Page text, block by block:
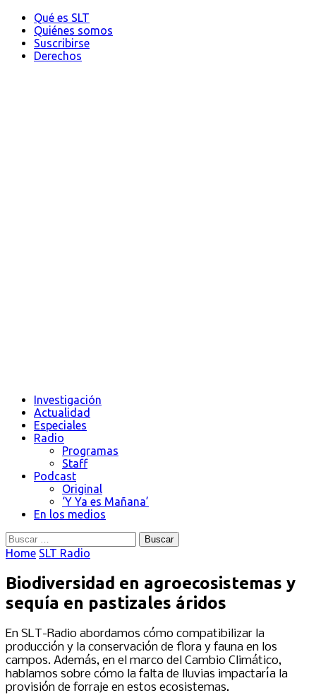
Qué es SLT
Quiénes somos
Suscribirse
Derechos
Investigación
Actualidad
Especiales
Radio
Programas
Staff
Podcast
Original
‘Y Ya es Mañana’
En los medios
Buscar:
Home SLT Radio
Biodiversidad en agroecosistemas y
sequía en pastizales áridos
En SLT-Radio abordamos cómo compatibilizar la
producción y la conservación de flora y fauna en los
campos. Además, en el marco del Cambio Climático,
hablamos sobre cómo la falta de lluvias impactaría la
provisión de forraje en estos ecosistemas.